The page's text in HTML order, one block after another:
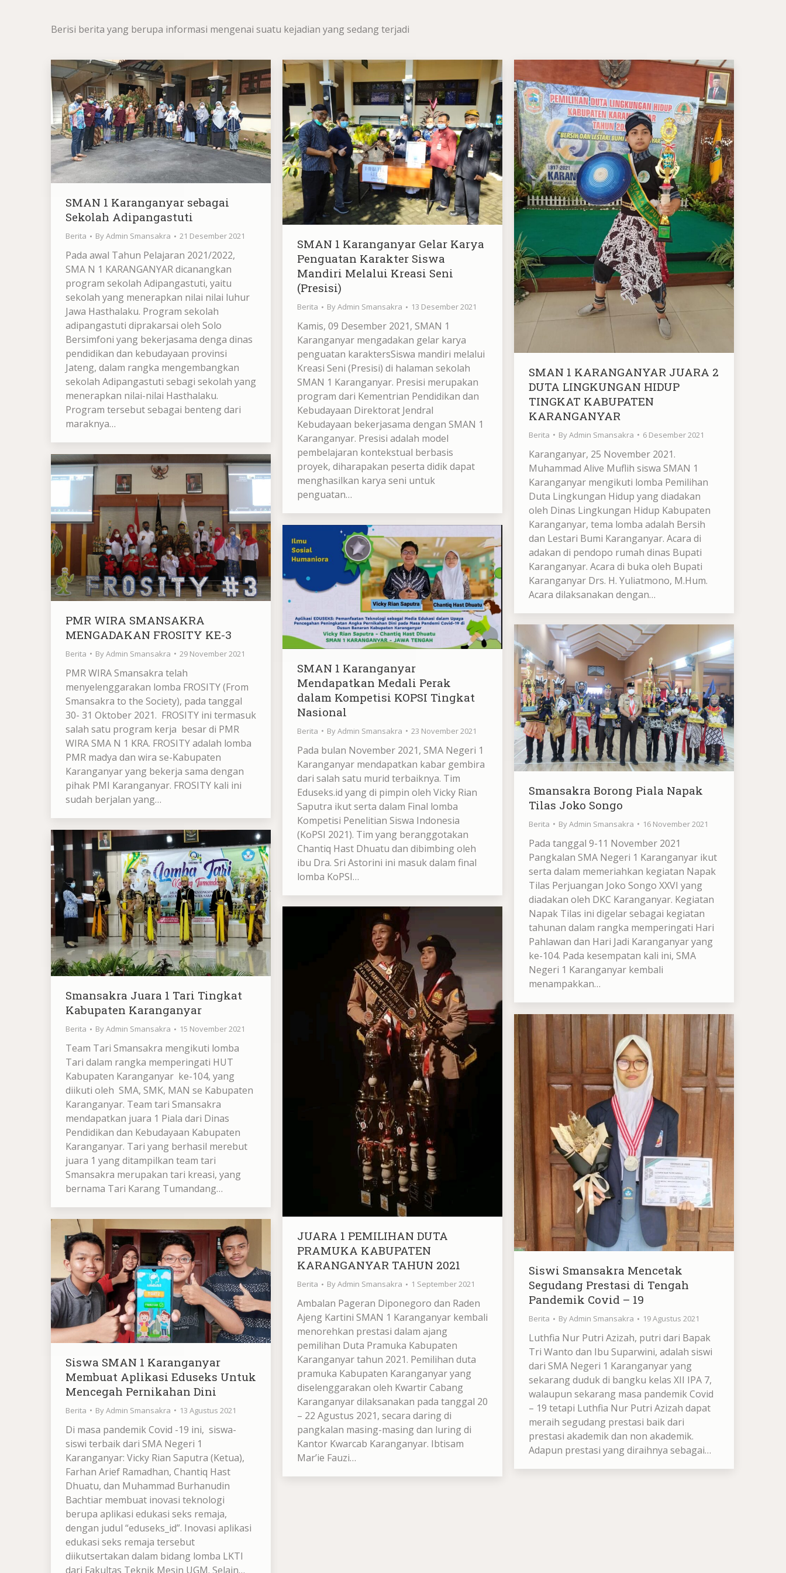
Berisi berita yang berupa informasi mengenai suatu kejadian yang sedang terjadi
SMAN 1 Karanganyar sebagai
Sekolah Adipangastuti
Berita ByAdmin Smansakra 21 Desember 2021
Pada awal Tahun Pelajaran 2021/2022,
SMA N 1 KARANGANYAR dicanangkan
program sekolah Adipangastuti, yaitu
sekolah yang menerapkan nilai nilai luhur
Jawa Hasthalaku. Program sekolah
adipangastuti diprakarsai oleh Solo
Bersimfoni yang bekerjasama denga dinas
pendidikan dan kebudayaan provinsi
Jateng, dalam rangka mengembangkan
sekolah Adipangastuti sebagi sekolah yang
menerapkan nilai-nilai Hasthalaku.
Program tersebut sebagai benteng dari
maraknya…
SMAN 1 Karanganyar Gelar Karya
Penguatan Karakter Siswa
Mandiri Melalui Kreasi Seni
(Presisi)
Berita ByAdmin Smansakra 13 Desember 2021
Kamis, 09 Desember 2021, SMAN 1
Karanganyar mengadakan gelar karya
penguatan karaktersSiswa mandiri melalui
Kreasi Seni (Presisi) di halaman sekolah
SMAN 1 Karanganyar. Presisi merupakan
program dari Kementrian Pendidikan dan
Kebudayaan Direktorat Jendral
Kebudayaan bekerjasama dengan SMAN 1
Karanganyar. Presisi adalah model
pembelajaran kontekstual berbasis
proyek, diharapakan peserta didik dapat
menghasilkan karya seni untuk
penguatan…
SMAN 1 KARANGANYAR JUARA 2
DUTA LINGKUNGAN HIDUP
TINGKAT KABUPATEN
KARANGANYAR
Berita ByAdmin Smansakra 6 Desember 2021
Karanganyar, 25 November 2021.
Muhammad Alive Muflih siswa SMAN 1
Karanganyar mengikuti lomba Pemilihan
Duta Lingkungan Hidup yang diadakan
oleh Dinas Lingkungan Hidup Kabupaten
Karanganyar, tema lomba adalah Bersih
dan Lestari Bumi Karanganyar. Acara di
adakan di pendopo rumah dinas Bupati
Karanganyar. Acara di buka oleh Bupati
Karanganyar Drs. H. Yuliatmono, M.Hum.
Acara dilaksanakan dengan…
PMR WIRA SMANSAKRA
MENGADAKAN FROSITY KE-3
Berita ByAdmin Smansakra 29 November 2021
PMR WIRA Smansakra telah
menyelenggarakan lomba FROSITY (From
Smansakra to the Society), pada tanggal
30- 31 Oktober 2021. FROSITY ini termasuk
salah satu program kerja besar di PMR
WIRA SMA N 1 KRA. FROSITY adalah lomba
PMR madya dan wira se-Kabupaten
Karanganyar yang bekerja sama dengan
pihak PMI Karanganyar. FROSITY kali ini
sudah berjalan yang…
SMAN 1 Karanganyar
Mendapatkan Medali Perak
dalam Kompetisi KOPSI Tingkat
Nasional
Berita ByAdmin Smansakra 23 November 2021
Pada bulan November 2021, SMA Negeri 1
Karanganyar mendapatkan kabar gembira
dari salah satu murid terbaiknya. Tim
Eduseks.id yang di pimpin oleh Vicky Rian
Saputra ikut serta dalam Final lomba
Kompetisi Penelitian Siswa Indonesia
(KoPSI 2021). Tim yang beranggotakan
Chantiq Hast Dhuatu dan dibimbing oleh
ibu Dra. Sri Astorini ini masuk dalam final
lomba KoPSI…
Smansakra Borong Piala Napak
Tilas Joko Songo
Berita ByAdmin Smansakra 16 November 2021
Pada tanggal 9-11 November 2021
Pangkalan SMA Negeri 1 Karanganyar ikut
serta dalam memeriahkan kegiatan Napak
Tilas Perjuangan Joko Songo XXVI yang
diadakan oleh DKC Karanganyar. Kegiatan
Napak Tilas ini digelar sebagai kegiatan
tahunan dalam rangka memperingati Hari
Pahlawan dan Hari Jadi Karanganyar yang
ke-104. Pada kesempatan kali ini, SMA
Negeri 1 Karanganyar kembali
menampakkan…
Smansakra Juara 1 Tari Tingkat
Kabupaten Karanganyar
Berita ByAdmin Smansakra 15 November 2021
Team Tari Smansakra mengikuti lomba
Tari dalam rangka memperingati HUT
Kabupaten Karanganyar ke-104, yang
diikuti oleh SMA, SMK, MAN se Kabupaten
Karanganyar. Team tari Smansakra
mendapatkan juara 1 Piala dari Dinas
Pendidikan dan Kebudayaan Kabupaten
Karanganyar. Tari yang berhasil merebut
juara 1 yang ditampilkan team tari
Smansakra merupakan tari kreasi, yang
bernama Tari Karang Tumandang…
JUARA 1 PEMILIHAN DUTA
PRAMUKA KABUPATEN
KARANGANYAR TAHUN 2021
Berita ByAdmin Smansakra 1 September 2021
Ambalan Pageran Diponegoro dan Raden
Ajeng Kartini SMAN 1 Karanganyar kembali
menorehkan prestasi dalam ajang
pemilihan Duta Pramuka Kabupaten
Karanganyar tahun 2021. Pemilihan duta
pramuka Kabupaten Karanganyar yang
diselenggarakan oleh Kwartir Cabang
Karanganyar dilaksanakan pada tanggal 20
– 22 Agustus 2021, secara daring di
pangkalan masing-masing dan luring di
Kantor Kwarcab Karanganyar. Ibtisam
Mar’ie Fauzi…
Siswi Smansakra Mencetak
Segudang Prestasi di Tengah
Pandemik Covid – 19
Berita ByAdmin Smansakra 19 Agustus 2021
Luthfia Nur Putri Azizah, putri dari Bapak
Tri Wanto dan Ibu Suparwini, adalah siswi
dari SMA Negeri 1 Karanganyar yang
sekarang duduk di bangku kelas XII IPA 7,
walaupun sekarang masa pandemik Covid
– 19 tetapi Luthfia Nur Putri Azizah dapat
meraih segudang prestasi baik dari
prestasi akademik dan non akademik.
Adapun prestasi yang diraihnya sebagai…
Siswa SMAN 1 Karanganyar
Membuat Aplikasi Eduseks Untuk
Mencegah Pernikahan Dini
Berita ByAdmin Smansakra 13 Agustus 2021
Di masa pandemik Covid -19 ini, siswa-
siswi terbaik dari SMA Negeri 1
Karanganyar: Vicky Rian Saputra (Ketua),
Farhan Arief Ramadhan, Chantiq Hast
Dhuatu, dan Muhammad Burhanudin
Bachtiar membuat inovasi teknologi
berupa aplikasi edukasi seks remaja,
dengan judul “eduseks_id”. Inovasi aplikasi
edukasi seks remaja tersebut
diikutsertakan dalam bidang lomba LKTI
dari Fakultas Teknik Mesin UGM. Selain…